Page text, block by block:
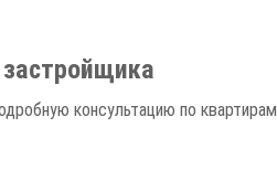
консультацию по квартирам